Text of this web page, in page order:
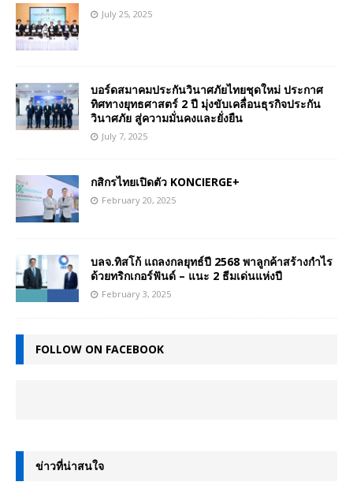
July 25, 2025
บอร์ดสมาคมประกันวินาศภัยไทยชุดใหม่ ประกาศ
ทิศทางยุทธศาสตร์ 2 ปี มุ่งขับเคลื่อนธุรกิจประกัน
วินาศภัย สู่ความมั่นคงและยั่งยืน
July 7, 2025
กสิกรไทยเปิดตัว KONCIERGE+
February 20, 2025
บลจ.ทิสโก้ แถลงกลยุทธ์ปี 2568 พาลูกค้าสร้างกำไร
ด้วยทริกเกอร์ฟันด์ – แนะ 2 ธีมเด่นแห่งปี
February 3, 2025
FOLLOW ON FACEBOOK
ข่าวที่น่าสนใจ